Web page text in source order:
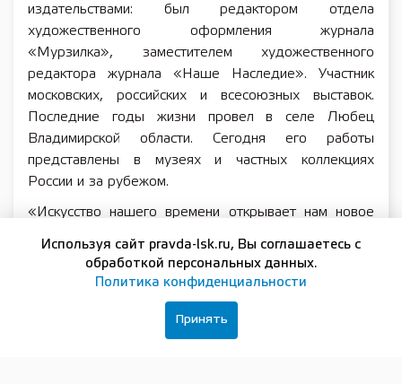
издательствами: был редактором отдела
художественного оформления журнала
«Мурзилка», заместителем художественного
редактора журнала «Наше Наследие». Участник
московских, российских и всесоюзных выставок.
Последние годы жизни провел в селе Любец
Владимирской области. Сегодня его работы
представлены в музеях и частных коллекциях
России и за рубежом.
«Искусство нашего времени открывает нам новое
график своего времени. Он работал в период так
называемого „застоя“, в активные 1960-1980‑е
годы, над станковой графикой. Как правило,
основным материалом для него служила тушь —
именно в ней проявились все его сильные стороны и
Используя сайт pravda-lsk.ru, Вы соглашаетесь с
обработкой персональных данных.
Политика конфиденциальности
Принять